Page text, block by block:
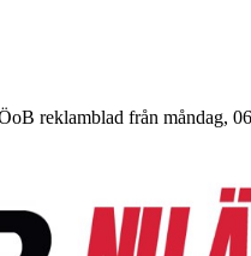
reklamblad från måndag,